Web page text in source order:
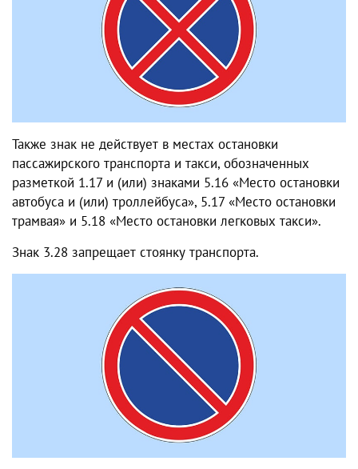
Также знак не действует в местах остановки
пассажирского транспорта и такси, обозначенных
разметкой 1.17 и (или) знаками 5.16 «Место остановки
автобуса и (или) троллейбуса», 5.17 «Место остановки
трамвая» и 5.18 «Место остановки легковых такси».
Знак 3.28 запрещает стоянку транспорта.